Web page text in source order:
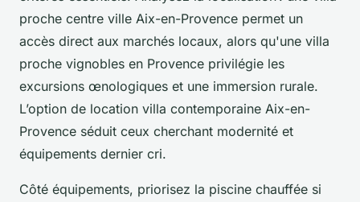
proche centre ville Aix-en-Provence permet un
accès direct aux marchés locaux, alors qu'une villa
proche vignobles en Provence privilégie les
excursions œnologiques et une immersion rurale.
L’option de location villa contemporaine Aix-en-
Provence séduit ceux cherchant modernité et
équipements dernier cri.
Côté équipements, priorisez la piscine chauffée si